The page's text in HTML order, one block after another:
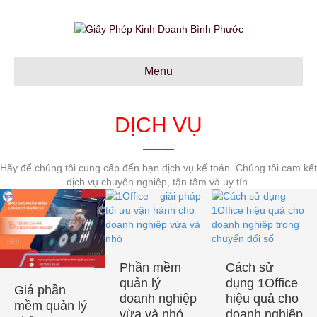
Menu
DỊCH VỤ
Hãy để chúng tôi cung cấp đến bạn dịch vụ kế toán. Chúng tôi cam kết
dịch vụ chuyên nghiệp, tận tâm và uy tín.
Giá phần
mềm quản lý
Phần mềm
quản lý
doanh nghiệp
Cách sử
dụng 1Office
hiệu quả cho